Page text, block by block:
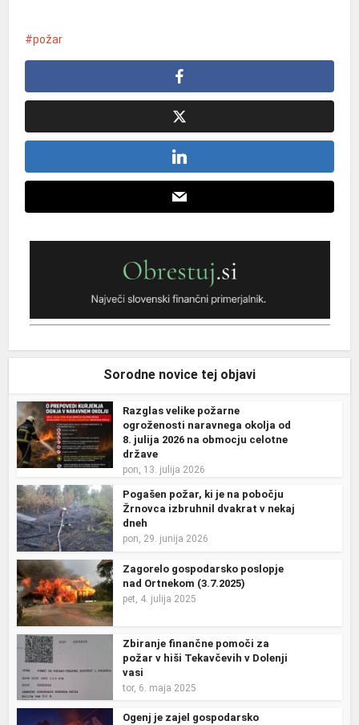
požar
Sorodne novice tej objavi
Razglas velike požarne
ogroženosti naravnega okolja od
8. julija 2026 na obmocju celotne
države
pon, 13. julija 2026
Pogašen požar, ki je na pobočju
Žrnovca izbruhnil dvakrat v nekaj
dneh
pon, 29. junija 2026
Zagorelo gospodarsko poslopje
nad Ortnekom (3.7.2025)
pet, 4. julija 2025
Zbiranje finančne pomoči za
požar v hiši Tekavčevih v Dolenji
vasi
tor, 6. maja 2025
Ogenj je zajel gospodarsko